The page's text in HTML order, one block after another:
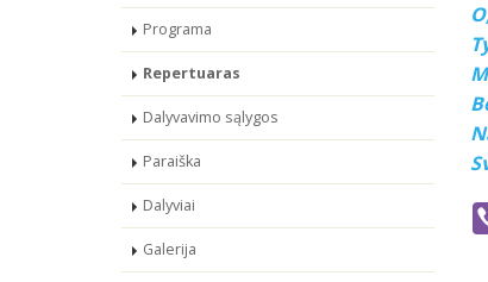
Programa
Repertuaras
Dalyvavimo sąlygos
Paraiška
Dalyviai
Galerija